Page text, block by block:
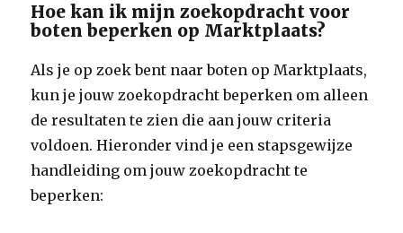
Hoe kan ik mijn zoekopdracht voor
boten beperken op Marktplaats?
Als je op zoek bent naar boten op Marktplaats,
kun je jouw zoekopdracht beperken om alleen
de resultaten te zien die aan jouw criteria
voldoen. Hieronder vind je een stapsgewijze
handleiding om jouw zoekopdracht te
beperken: